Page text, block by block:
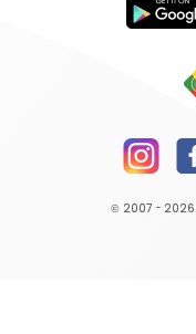
© 2007 - 2026